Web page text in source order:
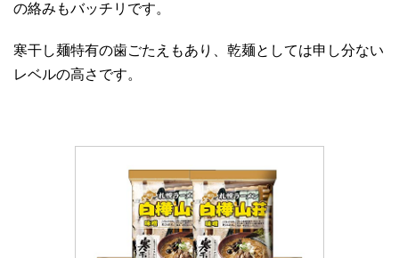
の絡みもバッチリです。
寒干し麺特有の歯ごたえもあり、乾麺としては申し分ない
レベルの高さです。